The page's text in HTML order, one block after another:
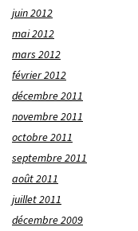
juin 2012
mai 2012
mars 2012
février 2012
décembre 2011
novembre 2011
octobre 2011
septembre 2011
août 2011
juillet 2011
décembre 2009